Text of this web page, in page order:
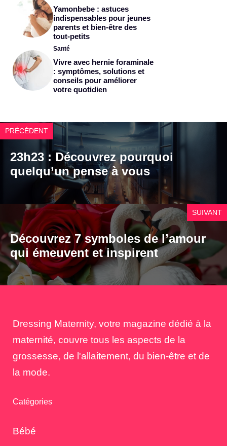
Yamonbebe : astuces
indispensables pour jeunes
parents et bien-être des
tout-petits
Santé
Vivre avec hernie foraminale
: symptômes, solutions et
conseils pour améliorer
votre quotidien
PRÉCÉDENT
23h23 : Découvrez pourquoi
quelqu’un pense à vous
SUIVANT
Découvrez 7 symboles de l’amour
qui émeuvent et inspirent
Dressing Maternity, votre magazine dédié à la
maternité, couvre tous les aspects de la
grossesse, de l'allaitement, du bien-être et de
la mode.
Catégories
Bébé